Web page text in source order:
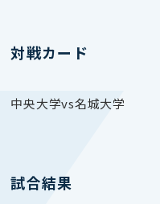
対戦カード
中央大学vs名城大学
試合結果